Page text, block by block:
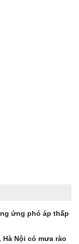
ứng phó áp thấp
Nội có mưa rào